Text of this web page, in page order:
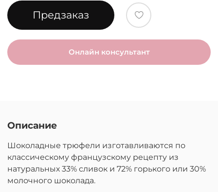
Предзаказ
Онлайн консультант
Описание
Шоколадные трюфели изготавливаются по
классическому французскому рецепту из
натуральных 33% сливок и 72% горького или 30%
молочного шоколада.